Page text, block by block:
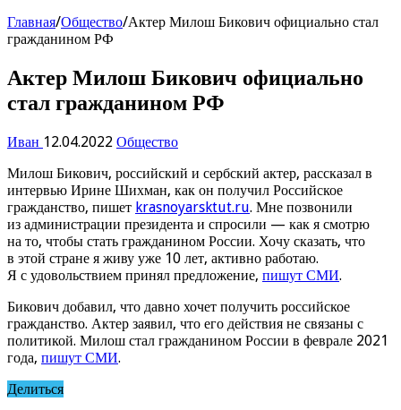
Главная/Общество/Актер Милош Бикович официально стал
гражданином РФ
Актер Милош Бикович официально
стал гражданином РФ
Иван 12.04.2022 Общество
Милош Бикович, российский и сербский актер, рассказал в
интервью Ирине Шихман, как он получил Российское
гражданство, пишет krasnoyarsktut.ru. Мне позвонили
из администрации президента и спросили — как я смотрю
на то, чтобы стать гражданином России. Хочу сказать, что
в этой стране я живу уже 10 лет, активно работаю.
Я с удовольствием принял предложение, пишут СМИ.
Бикович добавил, что давно хочет получить российское
гражданство. Актер заявил, что его действия не связаны с
политикой. Милош стал гражданином России в феврале 2021
года, пишут СМИ.
Делиться